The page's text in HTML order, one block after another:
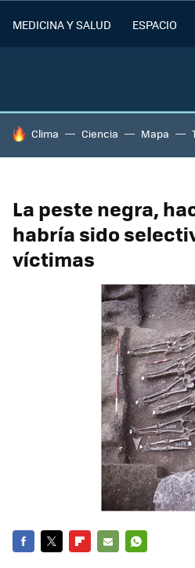
MEDICINA Y SALUD ESPACIO
HOY SE HABLA DE
Clima Ciencia Mapa
La peste negra,
habría sido
víctimas